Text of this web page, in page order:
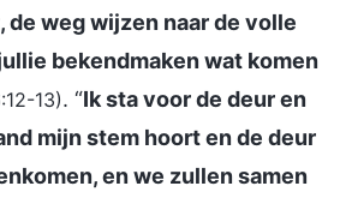
de weg wijzen naar de volle
bekendmaken wat komen
13). “Ik sta voor de deur en
mijn stem hoort en de deur
en we zullen samen